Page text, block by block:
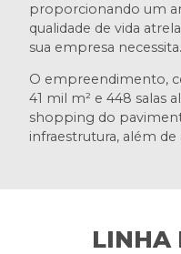
proporcionando um
qualidade de vida
sua empresa necessita.
O empreendimento,
41 mil m² e 448 salas
shopping do
infraestrutura, além
LINHA